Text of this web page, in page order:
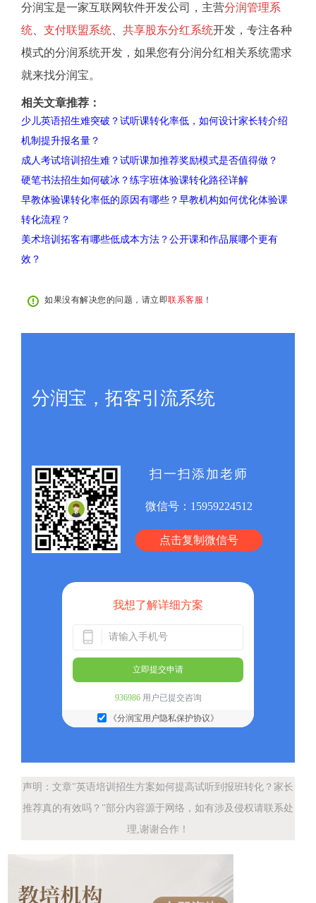
分润宝是一家互联网软件开发公司，主营分润管理系
统
支付联盟系统 共享股东分红系统开发，专注各种
模式的分润系统开发，如果您有分润分红相关系统需求
就来找分润宝。
相关文章推荐：
少儿英语招生难突破？试听课转化率低，如何设计家长转介绍
机制提升报名量？
成人考试培训招生难？试听课加推荐奖励模式是否值得做？
硬笔书法招生如何破冰？练字班体验课转化路径详解
早教体验课转化率低的原因有哪些？早教机构如何优化体验课
转化流程？
美术培训拓客有哪些低成本方法？公开课和作品展哪个更有
效？
如果没有解决您的问题，请立即联系客服 ！
分润宝，拓客引流系统
扫一扫添加老师
微信号： 15959224512
点击复制微信号
我想了解详细方案
立即提交申请
936986用户已提交咨询
《分润宝用户隐私保护协议》
声明：文章"英语培训招生方案如何提高试听到报班转化？家长
推荐真的有效吗？"部分内容源于网络，如有涉及侵权请联系处
理,谢谢合作！